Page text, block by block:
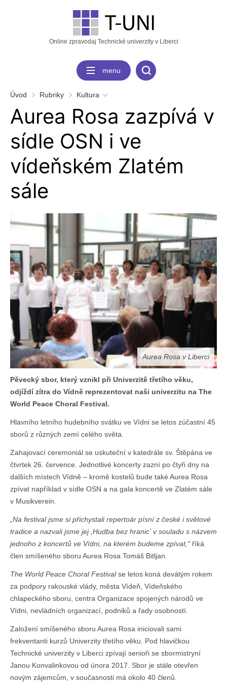
Online zpravodaj Technické univerzity v Liberci
menu
Úvod Rubriky Kultura
Aurea Rosa zazpívá v
sídle OSN i ve
vídeňském Zlatém
sále
Aurea Rosa v Liberci
Pěvecký sbor, který vznikl při Univerzitě třetího věku,
odjíždí zítra do Vídně reprezentovat naši univerzitu na The
World Peace Choral Festival.
Hlavního letního hudebního svátku ve Vídni se letos zúčastní 45
sborů z různých zemí celého světa.
Zahajovací ceremoniál se uskuteční v katedrále sv. Štěpána ve
čtvrtek 26. července. Jednotlivé koncerty zazní po čtyři dny na
dalších místech Vídně – kromě kostelů bude také Aurea Rosa
zpívat například v sídle OSN a na gala koncertě ve Zlatém sále
v Musikverein.
„Na festival jsme si přichystali repertoár písní z české i světové
tradice a nazvali jsme jej ,Hudba bez hranicʻ v souladu s názvem
jednoho z koncertů ve Vídni, na kterém budeme zpívat,“ říká
člen smíšeného sboru Aurea Rosa Tomáš Bitljan.
The World Peace Choral Festivalse letos koná devátým rokem
za podpory rakouské vlády, města Vídeň, Vídeňského
chlapeckého sboru, centra Organizace spojených národů ve
Vídni, nevládních organizací, podniků a řady osobností.
Založení smíšeného sboru Aurea Rosa iniciovali sami
frekventanti kurzů Univerzity třetího věku. Pod hlavičkou
Technické univerzity v Liberci zpívají senioři se sbormistryní
Janou Konvalinkovou od února 2017. Sbor je stále otevřen
novým zájemcům, v současnosti má okolo 40 členů.